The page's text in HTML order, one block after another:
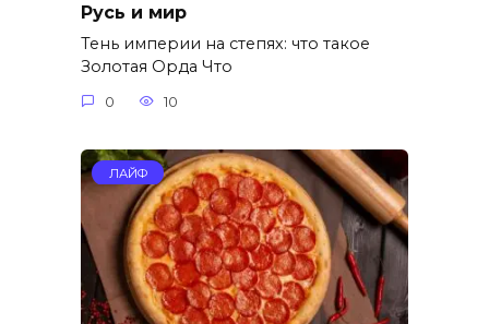
Русь и мир
Тень империи на степях: что такое
Золотая Орда Что
0 10
ЛАЙФ